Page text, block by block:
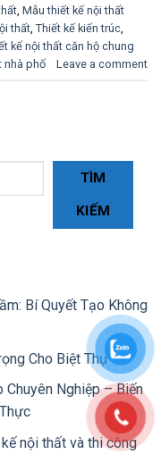
Mẫu thiết kế nội thất
thất Thiết kế kiến ​​trúc
kế nội thất căn hộ chung
nhà phố Leave a comment
TÌM
KIẾM
Bí Quyết Tạo Không
Cho Biệt Thự
Chuyên Nghiệp – Biến
nội thất và thi công